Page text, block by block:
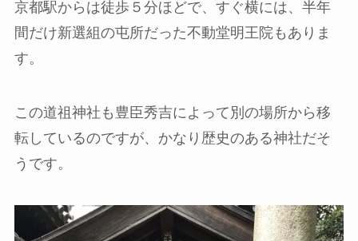
京都駅からは徒歩５分ほどで、すぐ横には、半年
間だけ新選組の屯所だった不動堂明王院もありま
す。
この道祖神社も豊臣秀吉によって別の場所から移
転しているのですが、かなり歴史のある神社だそ
うです。